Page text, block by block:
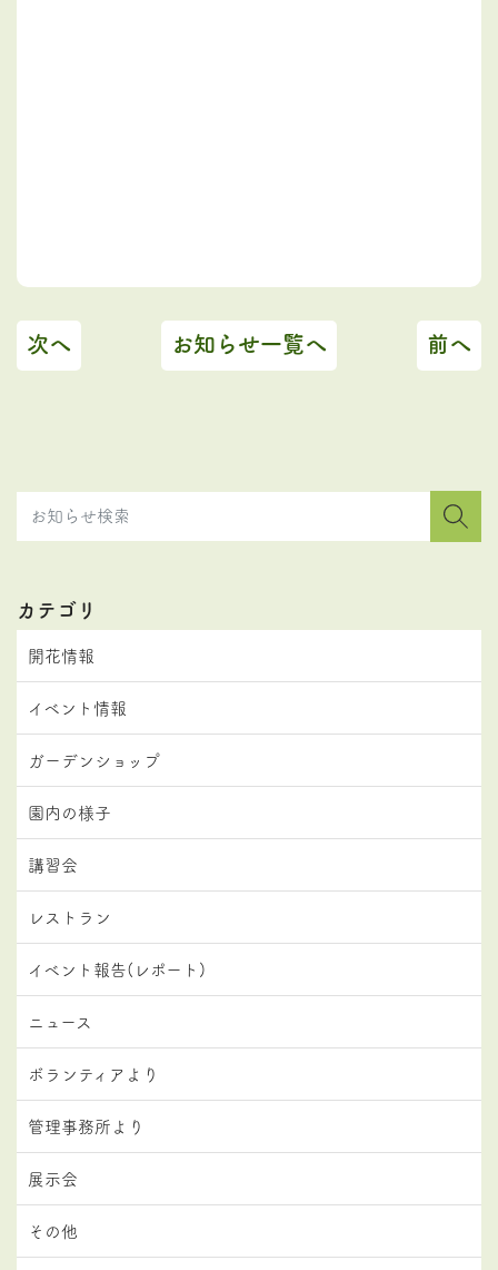
次へ お知らせ一覧へ 前へ
カテゴリ
開花情報
イベント情報
ガーデンショップ
園内の様子
講習会
レストラン
イベント報告(レポート)
ニュース
ボランティアより
管理事務所より
展示会
その他